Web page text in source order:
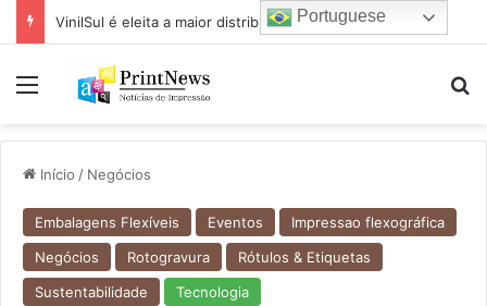
Menu
Início / Negócios
Embalagens Flexíveis Eventos
Impressao flexográfica
Negócios
Rotogravura
Rótulos & Etiquetas
Sustentabilidade
Tecnologia
Portuguese